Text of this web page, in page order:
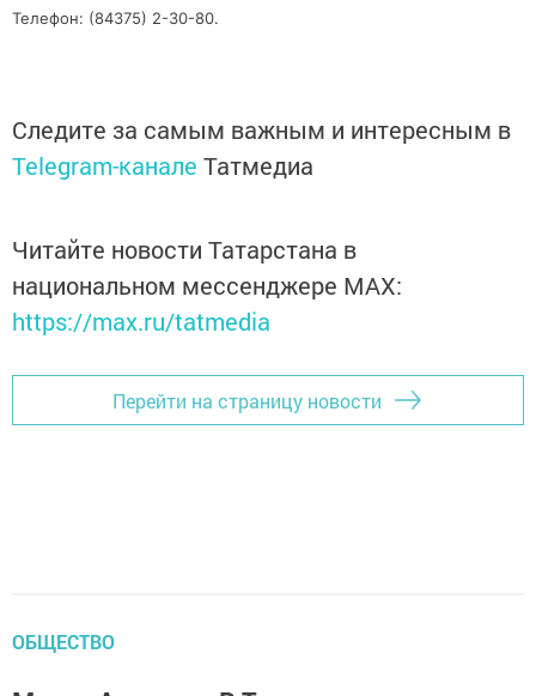
Телефон: (84375) 2-30-80.
Следите за самым важным и интересным в
Telegram-канале Татмедиа
Читайте новости Татарстана в
национальном мессенджере MАХ:
https://max.ru/tatmedia
Перейти на страницу новости
ОБЩЕСТВО